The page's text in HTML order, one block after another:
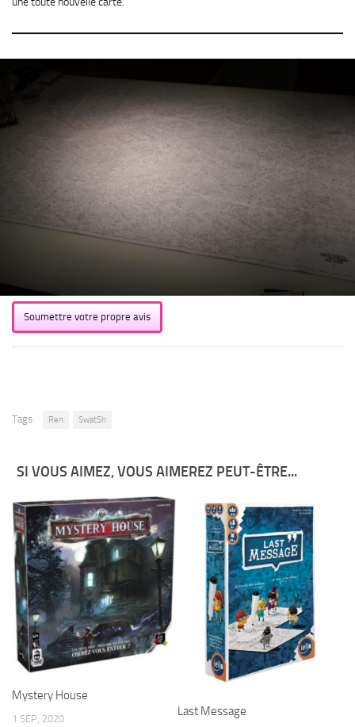
Soumettre votre propre avis
Tags: Ren SwatSh
SI VOUS AIMEZ, VOUS AIMEREZ PEUT-ÊTRE...
Mystery House
1 SEP, 2020 Last Message